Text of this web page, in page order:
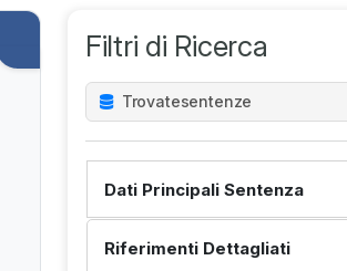
Filtri di Ricerca
Trovatesentenze
Dati Principali Sentenza
Riferimenti Dettagliati